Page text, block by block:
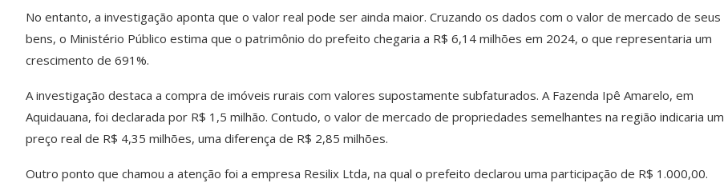
No entanto, a investigação aponta que o valor real pode ser ainda maior. Cruzando os dados com o valor de mercado de seus
bens, o Ministério Público estima que o patrimônio do prefeito chegaria a R$ 6,14 milhões em 2024, o que representaria um
crescimento de 691%.
A investigação destaca a compra de imóveis rurais com valores supostamente subfaturados. A Fazenda Ipê Amarelo, em
Aquidauana, foi declarada por R$ 1,5 milhão. Contudo, o valor de mercado de propriedades semelhantes na região indicaria um
preço real de R$ 4,35 milhões, uma diferença de R$ 2,85 milhões.
Outro ponto que chamou a atenção foi a empresa Resilix Ltda, na qual o prefeito declarou uma participação de R$ 1.000,00.